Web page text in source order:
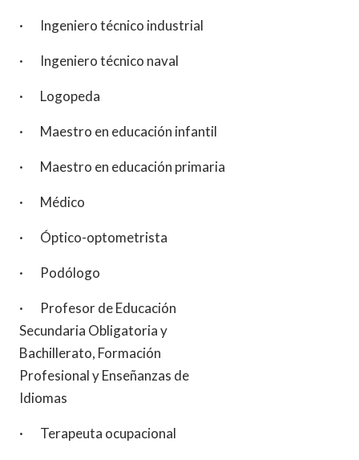
· Ingeniero técnico industrial
· Ingeniero técnico naval
· Logopeda
· Maestro en educación infantil
· Maestro en educación primaria
· Médico
· Óptico-optometrista
· Podólogo
· Profesor de Educación
Secundaria Obligatoria y
Bachillerato, Formación
Profesional y Enseñanzas de
Idiomas
· Terapeuta ocupacional